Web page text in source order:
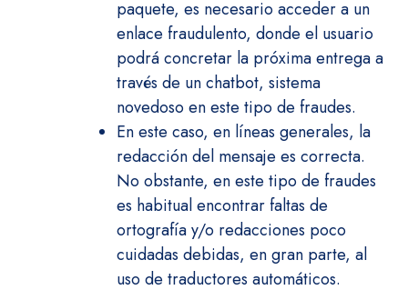
paquete, es necesario acceder a un
enlace fraudulento, donde el usuario
podrá concretar la próxima entrega a
través de un chatbot, sistema
novedoso en este tipo de fraudes.
En este caso, en líneas generales, la
redacción del mensaje es correcta.
No obstante, en este tipo de fraudes
es habitual encontrar faltas de
ortografía y/o redacciones poco
cuidadas debidas, en gran parte, al
uso de traductores automáticos.